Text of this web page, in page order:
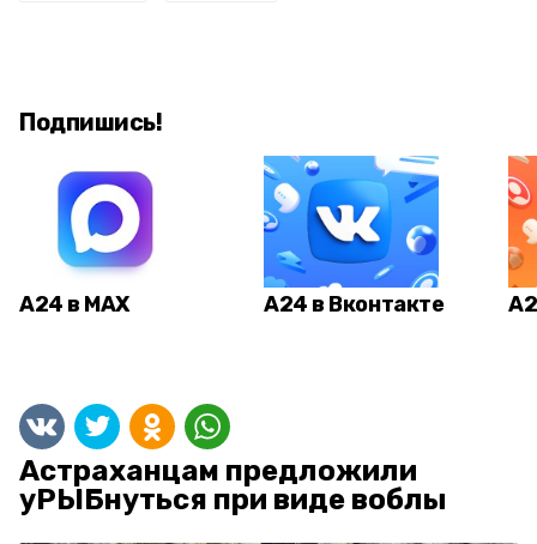
Подпишись!
А24 в MAX А24 в Вконтакте
Астраханцам предложили
уРЫБнуться при виде воблы